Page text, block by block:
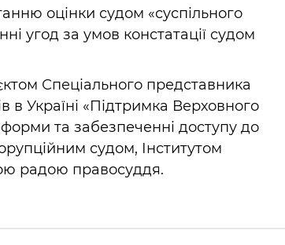
оцінки судом «суспільного
угод за умов констатації судом
Спеціального представника
в Україні «Підтримка Верховного
та забезпеченні доступу до
судом, Інститутом
радою правосуддя.